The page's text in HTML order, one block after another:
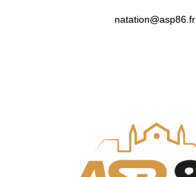
natation@asp86.fr